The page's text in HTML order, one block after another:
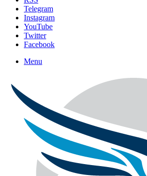
Telegram
Instagram
YouTube
Twitter
Facebook
Menu